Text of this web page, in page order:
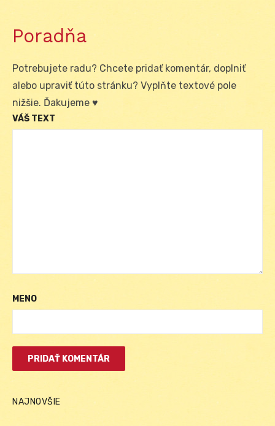
Poradňa
Potrebujete radu? Chcete pridať komentár, doplniť
alebo upraviť túto stránku? Vyplňte textové pole
nižšie. Ďakujeme ♥
VÁŠ TEXT
MENO
NAJNOVŠIE